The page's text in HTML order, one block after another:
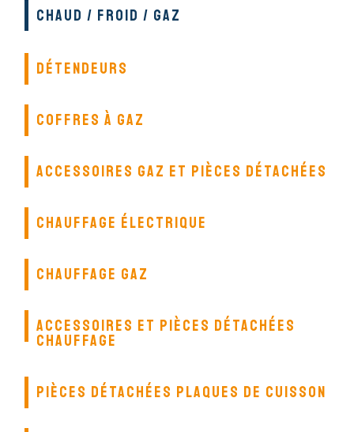
CHAUD / FROID / GAZ
DÉTENDEURS
COFFRES À GAZ
ACCESSOIRES GAZ ET PIÈCES DÉTACHÉES
CHAUFFAGE ÉLECTRIQUE
CHAUFFAGE GAZ
ACCESSOIRES ET PIÈCES DÉTACHÉES
CHAUFFAGE
PIÈCES DÉTACHÉES PLAQUES DE CUISSON